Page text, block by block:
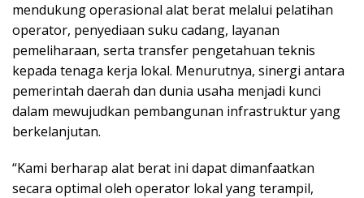
mendukung operasional alat berat melalui pelatihan
operator, penyediaan suku cadang, layanan
pemeliharaan, serta transfer pengetahuan teknis
kepada tenaga kerja lokal. Menurutnya, sinergi antara
pemerintah daerah dan dunia usaha menjadi kunci
dalam mewujudkan pembangunan infrastruktur yang
berkelanjutan.
“Kami berharap alat berat ini dapat dimanfaatkan
secara optimal oleh operator lokal yang terampil,